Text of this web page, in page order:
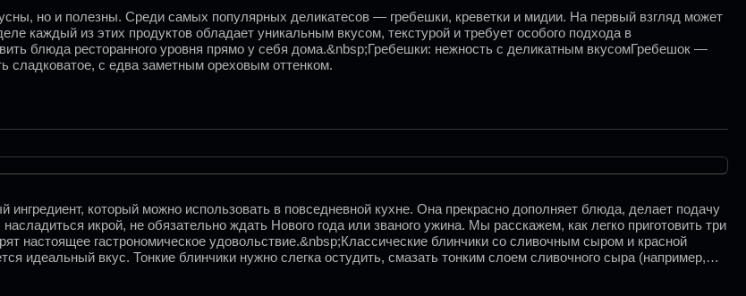
но и полезны. Среди самых популярных деликатесов — гребешки, креветки и мидии. На первый взгляд может
каждый из этих продуктов обладает уникальным вкусом, текстурой и требует особого подхода в
блюда ресторанного уровня прямо у себя дома.&nbsp;Гребешки: нежность с деликатным вкусомГребешок —
сладковатое, с едва заметным ореховым оттенком.
который можно использовать в повседневной кухне. Она прекрасно дополняет блюда, делает подачу
икрой, не обязательно ждать Нового года или званого ужина. Мы расскажем, как легко приготовить три
настоящее гастрономическое удовольствие.&nbsp;Классические блинчики со сливочным сыром и красной
идеальный вкус. Тонкие блинчики нужно слегка остудить, смазать тонким слоем сливочного сыра (например,